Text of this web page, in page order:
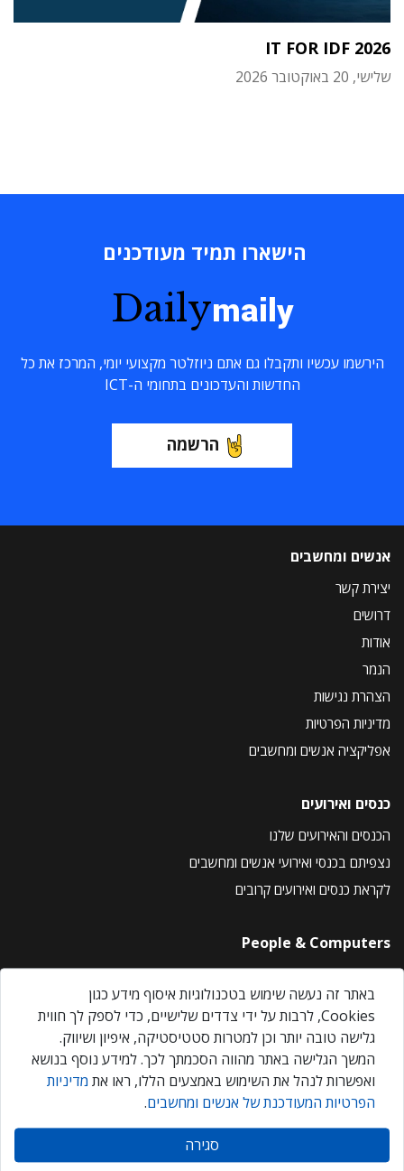
IT FOR IDF 2026
שלישי, 20 באוקטובר 2026
הישארו תמיד מעודכנים
Dailymaily
הירשמו עכשיו ותקבלו גם אתם ניוזלטר מקצועי יומי, המרכז את כל
החדשות והעדכונים בתחומי ה-ICT
הרשמה
אנשים ומחשבים
יצירת קשר
דרושים
אודות
הנמר
הצהרת נגישות
מדיניות הפרטיות
אפליקציה אנשים ומחשבים
כנסים ואירועים
הכנסים והאירועים שלנו
נצפיתם בכנסי ואירועי אנשים ומחשבים
לקראת כנסים ואירועים קרובים
People & Computers
About Us
Privacy Policy
Contact Us
Our Events
אנשים ומחשבים © 2026 – כל הזכויות שמורות
באתר זה נעשה שימוש בטכנולוגיות איסוף מידע כגון
Cookies, לרבות על ידי צדדים שלישיים, כדי לספק לך חווית
גלישה טובה יותר וכן למטרות סטטיסטיקה, איפיון ושיווק.
המשך הגלישה באתר מהווה הסכמתך לכך. למידע נוסף בנושא
ואפשרות לנהל את השימוש באמצעים הללו, ראו את מדיניות
הפרטיות המעודכנת של אנשים ומחשבים.
סגירה